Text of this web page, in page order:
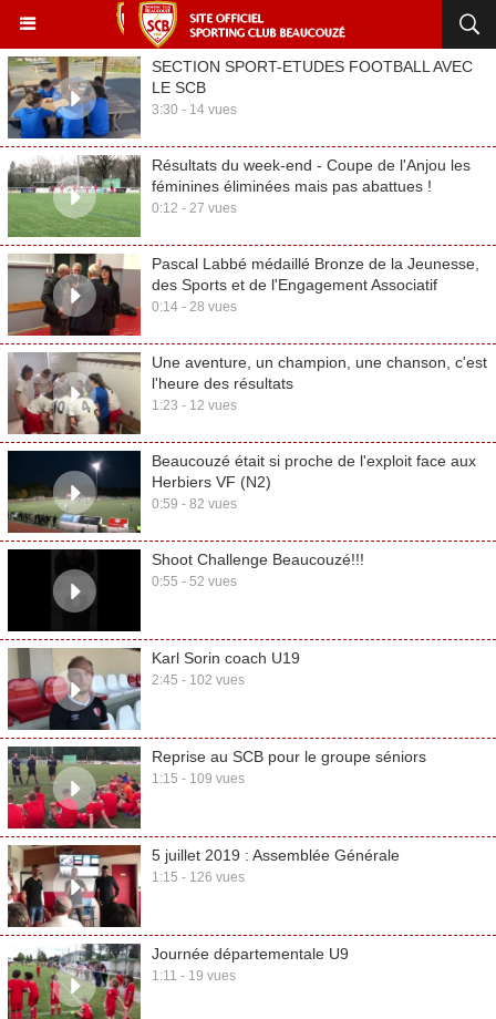
SECTION SPORT-ETUDES FOOTBALL AVEC
LE SCB
3:30 - 14 vues
Résultats du week-end - Coupe de l'Anjou les
féminines éliminées mais pas abattues !
0:12 - 27 vues
Pascal Labbé médaillé Bronze de la Jeunesse,
des Sports et de l'Engagement Associatif
0:14 - 28 vues
Une aventure, un champion, une chanson, c'est
l'heure des résultats
1:23 - 12 vues
Beaucouzé était si proche de l'exploit face aux
Herbiers VF (N2)
0:59 - 82 vues
Shoot Challenge Beaucouzé!!!
0:55 - 52 vues
Karl Sorin coach U19
2:45 - 102 vues
Reprise au SCB pour le groupe séniors
1:15 - 109 vues
5 juillet 2019 : Assemblée Générale
1:15 - 126 vues
Journée départementale U9
1:11 - 19 vues